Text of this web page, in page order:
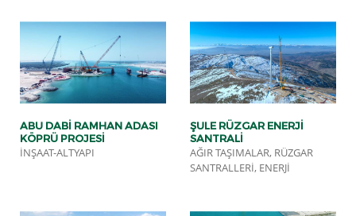
ABU DABI RAMHAN ADASI
KÖPRÜ PROJESI
İNŞAAT-ALTYAPI
ŞULE RÜZGAR ENERJI
SANTRALI
AĞIR TAŞIMALAR, RÜZGAR
SANTRALLERI, ENERJI